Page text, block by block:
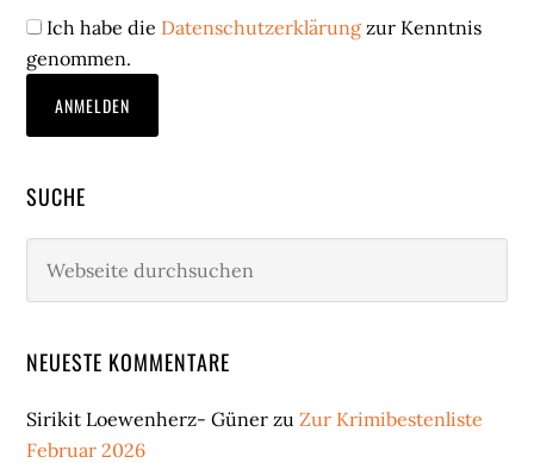
Ich habe die Datenschutzerklärung zur Kenntnis
genommen.
SUCHE
durchsuchen
NEUESTE KOMMENTARE
Sirikit Loewenherz- Güner zuZur Krimibestenliste
Februar 2026